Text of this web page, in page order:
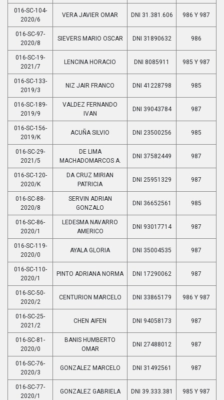
016-SC-104-
2020/6
VERA JAVIER OMAR DNI 31.381.606 986 Y 987
016-SC-97-
2020/8
SIEVERS MARIO OSCAR DNI 31890632 986
016-SC-19-
2021/7
LENCINA HORACIO DNI 8085911 985 Y 987
016-SC-133-
2019/3
NIZ JAIR FRANCO DNI 41228798 985
016-SC-189-
2019/9
VALDEZ FERNANDO
IVAN
DNI 39043784 987
016-SC-156-
2019/K
ACUÑA SILVIO DNI 23500256 985
016-SC-29-
2021/5
DE LIMA
MACHADOMARCOS A.
DNI 37582449 987
016-SC-120-
2020/K
DA CRUZ MIRIAN
PATRICIA
DNI 25951329 987
016-SC-88-
2020/8
SERVIN ADRIAN
GONZALO
DNI 36652561 985
016-SC-86-
2020/1
LEDESMA NAVARRO
AMERICO
DNI 93017714 987
016-SC-119-
2020/0
AYALA GLORIA DNI 35004535 987
016-SC-110-
2020/1
PINTO ADRIANA NORMA DNI 17290062 987
016-SC-50-
2020/2
CENTURION MARCELO DNI 33865179 986 Y 987
016-SC-25-
2021/2
CHEN AIFEN DNI 94058173 987
016-SC-81-
2020/0
BANIS HUMBERTO
OMAR
DNI 27488012 987
016-SC-76-
2020/3
GONZALEZ MARCELO DNI 31492561 987
016-SC-77-
2020/1
GONZALEZ GABRIELA DNI 39.333.381 985 Y 987